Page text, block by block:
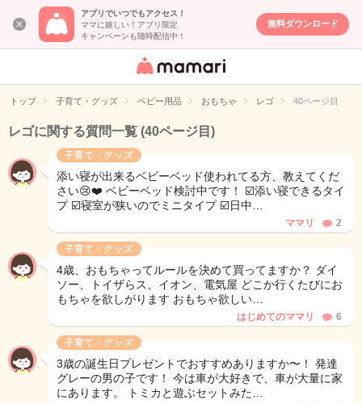
アプリでいつでもアクセス！
ママに嬉しい！アプリ限定
キャンペーンも随時配信中！
無料ダウンロード
女性専用匿名QA
イト
トップ 子育て・グッズ ベビー用品 おもちゃ レゴ 40ページ目
レゴに関する質問一覧 (40ページ目)
子育て・グッズ
添い寝が出来るベビーベッド使われてる方、教えてくだ
さい😢❤️ ベビーベッド検討中です！ ☑️添い寝できるタイ
プ ☑️寝室が狭いのでミニタイプ ☑️日中…
ママリ 2
子育て・グッズ
4歳、おもちゃってルールを決めて買ってますか？ ダイ
ソー、トイザらス、イオン、電気屋 どこか行くたびにお
もちゃを欲しがります おもちゃ欲しい…
はじめてのママリ 6
子育て・グッズ
3歳の誕生日プレゼントでおすすめありますか〜！ 発達
グレーの男の子です！ 今は車が大好きで、車が大量に家
にあります。 トミカと遊ぶセットみた…